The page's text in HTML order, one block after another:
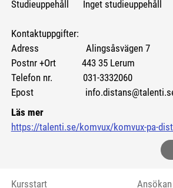
Studieuppehåll Inget studieuppehåll
Kontaktuppgifter:
Adress Alingsåsvägen 7
Postnr +Ort 443 35 Lerum
Telefon nr. 031-3332060
Epost
Läs mer
https://talenti.se/komvux/komvux-pa-
Kursstart